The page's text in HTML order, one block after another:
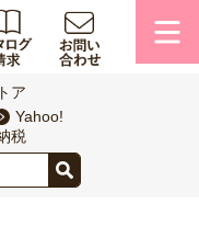
ア
Yahoo!
税